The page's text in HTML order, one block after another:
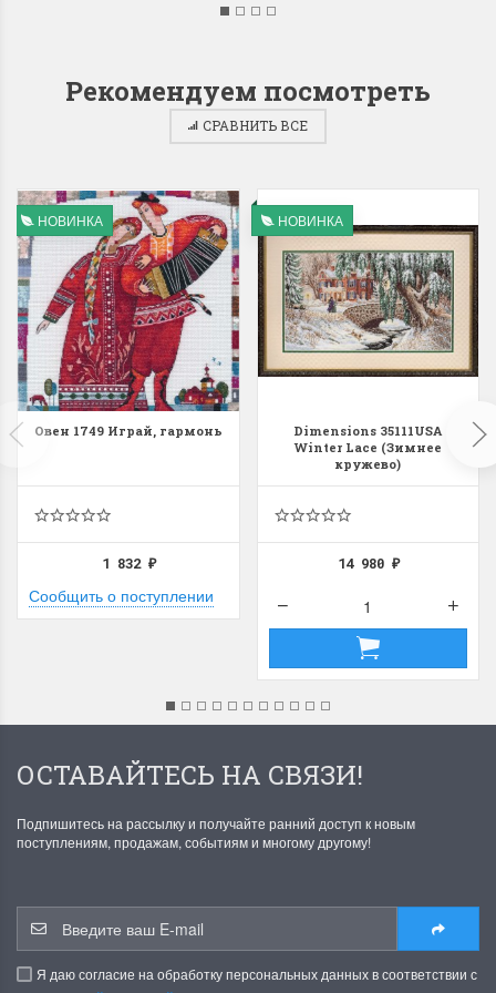
Рекомендуем посмотреть
СРАВНИТЬ ВСЕ
НОВИНКА
Овен 1749 Играй, гармонь
1 832 ₽
Сообщить о поступлении
НОВИНКА
Dimensions 35111USA
Winter Lace (Зимнее
кружево)
14 980 ₽
ОСТАВАЙТЕСЬ НА СВЯЗИ!
Подпишитесь на рассылку и получайте ранний доступ к новым
поступлениям, продажам, событиям и многому другому!
Я даю согласие на обработку персональных данных в соответствии с